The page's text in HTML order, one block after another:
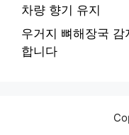
차량 향기 유지
우거지 뼈해장국
합니다